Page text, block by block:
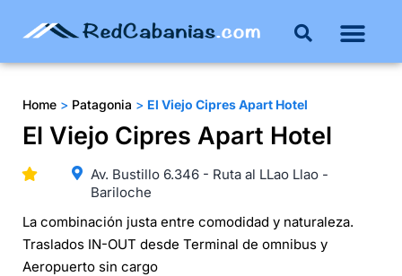
Home > Patagonia > El Viejo Cipres Apart Hotel
El Viejo Cipres Apart Hotel
Av. Bustillo 6.346 - Ruta al LLao Llao -
Bariloche
La combinación justa entre comodidad y naturaleza.
Traslados IN-OUT desde Terminal de omnibus y
Aeropuerto sin cargo